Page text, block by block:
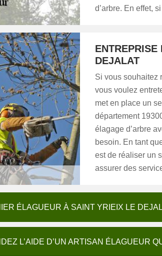
d’arbre. En effet,
DEJALAT
Si vous souhaitez
vous voulez
met en place un
département
élagage d’arbre
besoin. En tant
est de réaliser un
assurer des
ÉLAGUEUR À SAINT YRIEIX LE
L’AIDE D’UN ARTISAN ÉLAGUEUR